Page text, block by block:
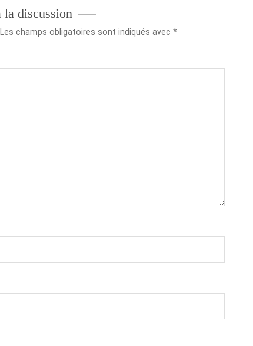
la discussion
Les champs obligatoires sont indiqués avec *